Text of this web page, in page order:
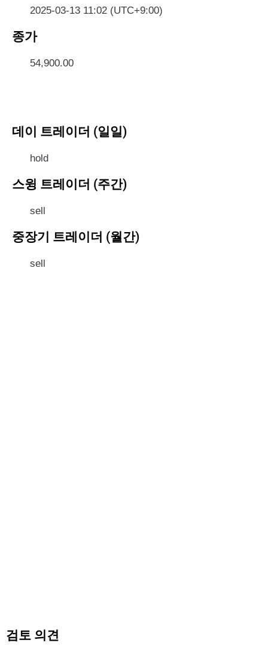
2025-03-13 11:02 (UTC+9:00)
종가
54,900.00
데이 트레이더 (일일)
hold
스윙 트레이더 (주간)
sell
중장기 트레이더 (월간)
sell
검토 의견